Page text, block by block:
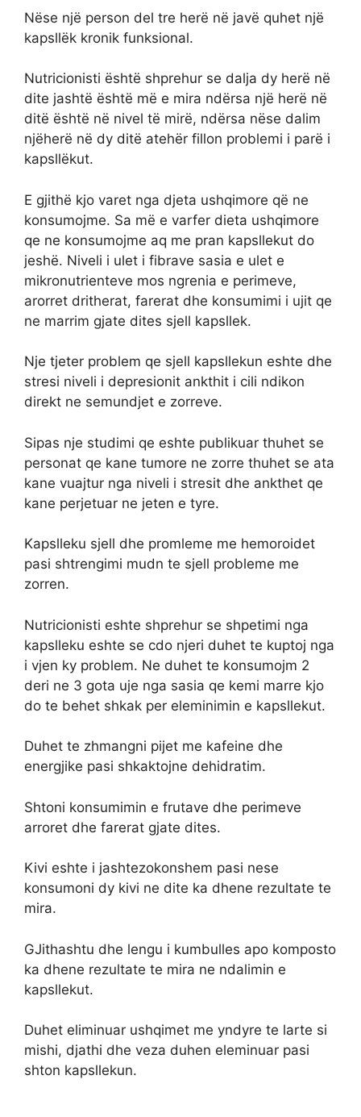
Nëse një person del tre herë në javë quhet një
kapsllëk kronik funksional.
Nutricionisti është shprehur se dalja dy herë në
dite jashtë është më e mira ndërsa një herë në
ditë është në nivel të mirë, ndërsa nëse dalim
njëherë në dy ditë atehër fillon problemi i parë i
kapsllëkut.
E gjithë kjo varet nga djeta ushqimore që ne
konsumojme. Sa më e varfer dieta ushqimore
qe ne konsumojme aq me pran kapsllekut do
jeshë. Niveli i ulet i fibrave sasia e ulet e
mikronutrienteve mos ngrenia e perimeve,
arorret dritherat, farerat dhe konsumimi i ujit qe
ne marrim gjate dites sjell kapsllek.
Nje tjeter problem qe sjell kapsllekun eshte dhe
stresi niveli i depresionit ankthit i cili ndikon
direkt ne semundjet e zorreve.
Sipas nje studimi qe eshte publikuar thuhet se
personat qe kane tumore ne zorre thuhet se ata
kane vuajtur nga niveli i stresit dhe ankthet qe
kane perjetuar ne jeten e tyre.
Kapslleku sjell dhe promleme me hemoroidet
pasi shtrengimi mudn te sjell probleme me
zorren.
Nutricionisti eshte shprehur se shpetimi nga
kapslleku eshte se cdo njeri duhet te kuptoj nga
i vjen ky problem. Ne duhet te konsumojm 2
deri ne 3 gota uje nga sasia qe kemi marre kjo
do te behet shkak per eleminimin e kapsllekut.
Duhet te zhmangni pijet me kafeine dhe
energjike pasi shkaktojne dehidratim.
Shtoni konsumimin e frutave dhe perimeve
arroret dhe farerat gjate dites.
Kivi eshte i jashtezokonshem pasi nese
konsumoni dy kivi ne dite ka dhene rezultate te
mira.
GJithashtu dhe lengu i kumbulles apo komposto
ka dhene rezultate te mira ne ndalimin e
kapsllekut.
Duhet eliminuar ushqimet me yndyre te larte si
mishi, djathi dhe veza duhen eleminuar pasi
shton kapsllekun.